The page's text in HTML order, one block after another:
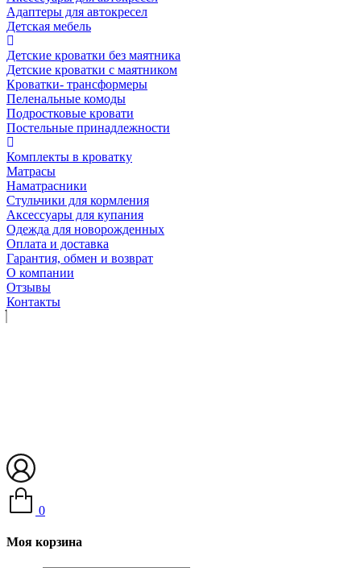
Адаптеры для автокресел
Детская мебель
Детские кроватки без маятника
Детские кроватки с маятником
Кроватки- трансформеры
Пеленальные комоды
Подростковые кровати
Постельные принадлежности
Комплекты в кроватку
Матрасы
Наматрасники
Стульчики для кормления
Аксессуары для купания
Одежда для новорожденных
Оплата и доставка
Гарантия, обмен и возврат
О компании
Отзывы
Контакты
0
Моя корзина